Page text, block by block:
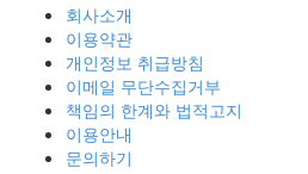
회사소개
이용약관
개인정보 취급방침
이메일 무단수집거부
책임의 한계와 법적고지
이용안내
문의하기